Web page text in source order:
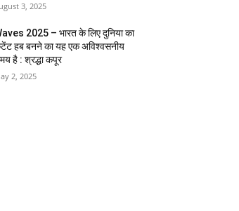
3, 2025
2025 – भारत के लिए दुनिया का
हब बनने का यह एक अविश्वसनीय
है : श्रद्धा कपूर
2, 2025